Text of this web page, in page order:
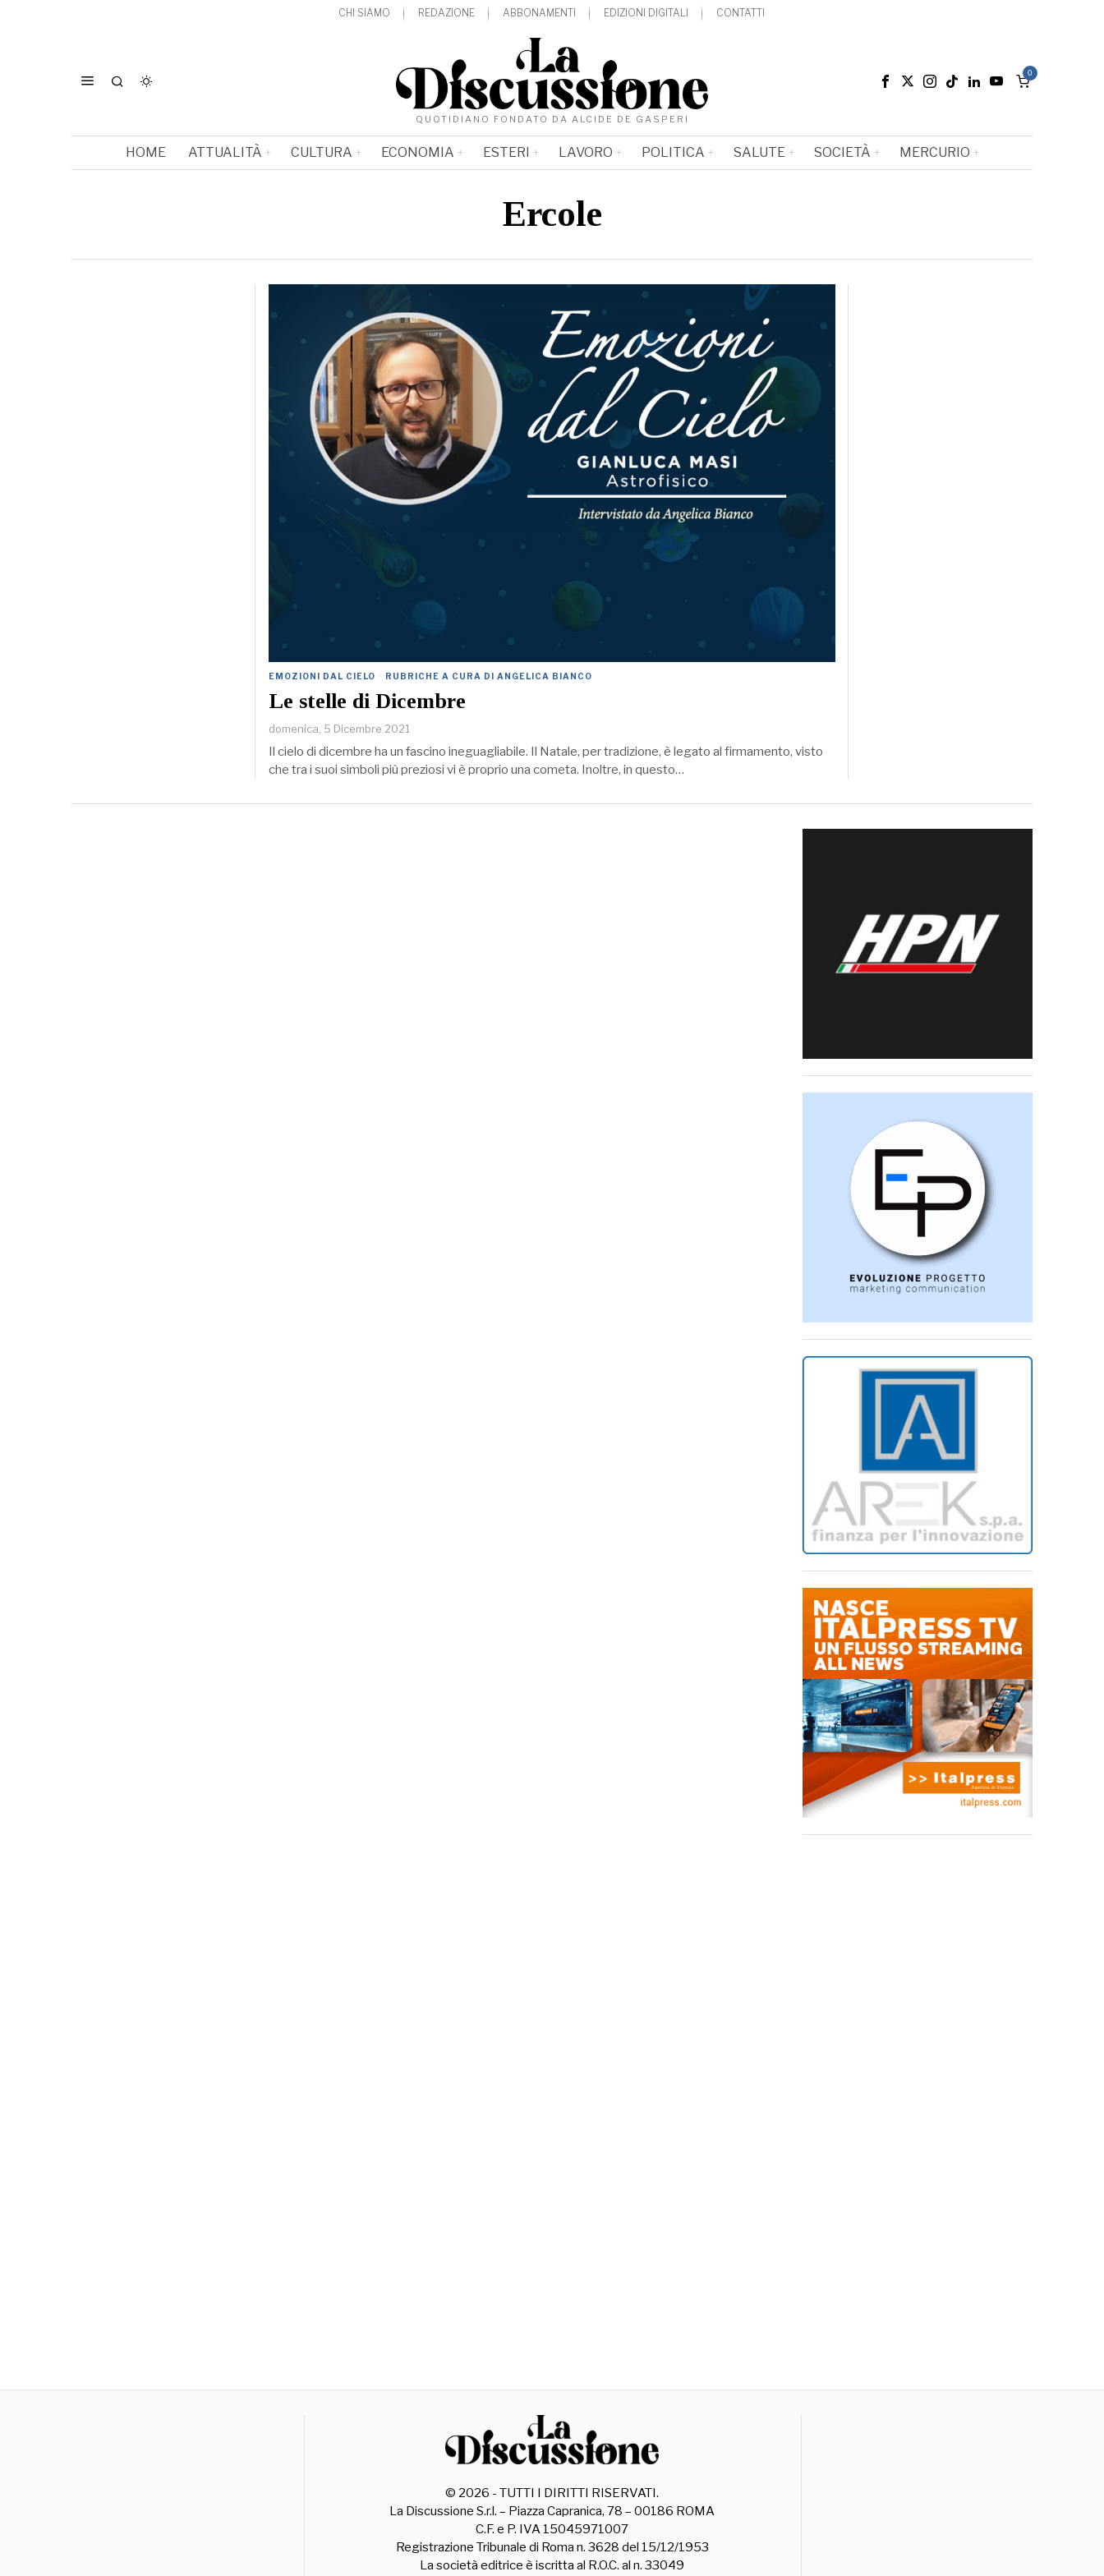
CHI SIAMO REDAZIONE ABBONAMENTI EDIZIONI DIGITALI CONTATTI
QUOTIDIANO FONDATO DA ALCIDE DE GASPERI
0
HOME ATTUALITÀ CULTURA ECONOMIA ESTERI LAVORO POLITICA SALUTE SOCIETÀ MERCURIO
Ercole
EMOZIONI DAL CIELO · RUBRICHE A CURA DI ANGELICA BIANCO
Le stelle di Dicembre
domenica, 5 Dicembre 2021
Il cielo di dicembre ha un fascino ineguagliabile. Il Natale, per tradizione, è legato al firmamento, visto
che tra i suoi simboli più preziosi vi è proprio una cometa. Inoltre, in questo…
© 2026 - TUTTI I DIRITTI RISERVATI.
La Discussione S.r.l. – Piazza Capranica, 78 – 00186 ROMA
C.F. e P. IVA 15045971007
Registrazione Tribunale di Roma n. 3628 del 15/12/1953
La società editrice è iscritta al R.O.C. al n. 33049